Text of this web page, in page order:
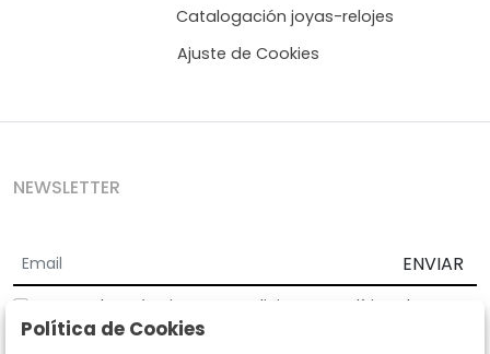
Catalogación joyas-relojes
Ajuste de Cookies
NEWSLETTER
ENVIAR
Acepto los Términos y Condiciones
Política de
privacidad
Política de Cookies